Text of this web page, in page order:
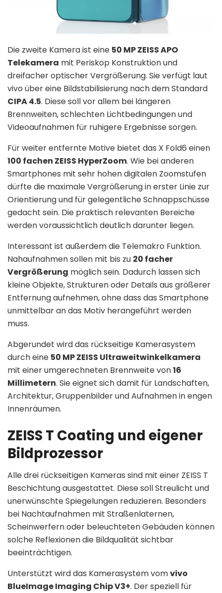
Die zweite Kamera ist eine 50 MP ZEISS APO
Telekamera mit Periskop Konstruktion und
dreifacher optischer Vergrößerung. Sie verfügt laut
vivo über eine Bildstabilisierung nach dem Standard
CIPA 4.5. Diese soll vor allem bei längeren
Brennweiten, schlechten Lichtbedingungen und
Videoaufnahmen für ruhigere Ergebnisse sorgen.
Für weiter entfernte Motive bietet das X Fold6 einen
100 fachen ZEISS HyperZoom. Wie bei anderen
Smartphones mit sehr hohen digitalen Zoomstufen
dürfte die maximale Vergrößerung in erster Linie zur
Orientierung und für gelegentliche Schnappschüsse
gedacht sein. Die praktisch relevanten Bereiche
werden voraussichtlich deutlich darunter liegen.
Interessant ist außerdem die Telemakro Funktion.
Nahaufnahmen sollen mit bis zu 20 facher
Vergrößerung möglich sein. Dadurch lassen sich
kleine Objekte, Strukturen oder Details aus größerer
Entfernung aufnehmen, ohne dass das Smartphone
unmittelbar an das Motiv herangeführt werden
muss.
Abgerundet wird das rückseitige Kamerasystem
durch eine 50 MP ZEISS Ultraweitwinkelkamera
mit einer umgerechneten Brennweite von16
Millimetern. Sie eignet sich damit für Landschaften,
Architektur, Gruppenbilder und Aufnahmen in engen
Innenräumen.
ZEISS T Coating und eigener
Bildprozessor
Alle drei rückseitigen Kameras sind mit einer ZEISS T
Beschichtung ausgestattet. Diese soll Streulicht und
unerwünschte Spiegelungen reduzieren. Besonders
bei Nachtaufnahmen mit Straßenlaternen,
Scheinwerfern oder beleuchteten Gebäuden können
solche Reflexionen die Bildqualität sichtbar
beeinträchtigen.
Unterstützt wird das Kamerasystem vomvivo
BlueImage Imaging Chip V3+. Der speziell für